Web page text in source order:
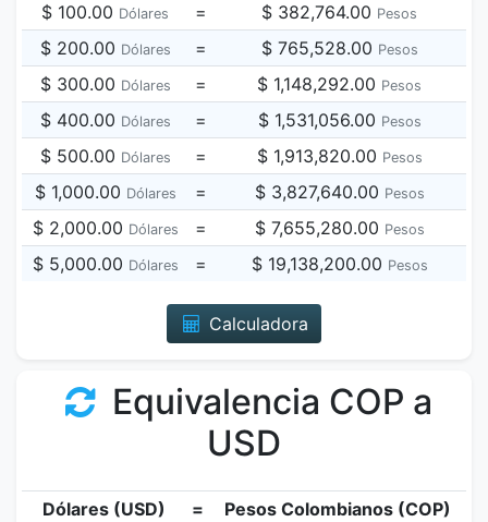
$ 100.00 Dólares = $ 382,764.00 Pesos
$ 200.00 Dólares = $ 765,528.00 Pesos
$ 300.00 Dólares = $ 1,148,292.00 Pesos
$ 400.00 Dólares = $ 1,531,056.00 Pesos
$ 500.00 Dólares = $ 1,913,820.00 Pesos
$ 1,000.00 Dólares = $ 3,827,640.00 Pesos
$ 2,000.00 Dólares = $ 7,655,280.00 Pesos
$ 5,000.00 Dólares = $ 19,138,200.00 Pesos
Calculadora
Equivalencia COP a
USD
Dólares (USD) =
Pesos Colombianos (COP)